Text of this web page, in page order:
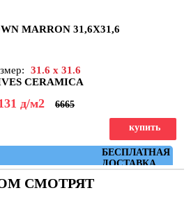
MARRON 31,6X31,6
31.6 x 31.6
CERAMICA
д/м2 6665
БЕСПЛАТНАЯ
ДОСТАВКА
купить
СМОТРЯТ